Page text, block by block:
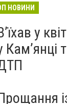
НОВИНИ
у
Камʼянці